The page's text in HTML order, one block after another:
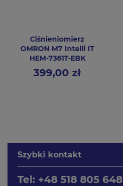
Szybki kontakt
Tel: +48 518 805 648
Ciśnieniomierz
OMRON M7 Intelli IT
HEM-7361T-EBK
Cena399,00 zł